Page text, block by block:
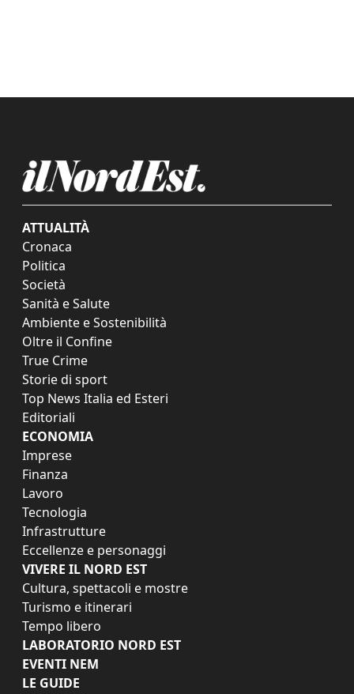
ATTUALITÀ
Cronaca
Politica
Società
Sanità e Salute
Ambiente e Sostenibilità
Oltre il Confine
True Crime
Storie di sport
Top News Italia ed Esteri
Editoriali
ECONOMIA
Imprese
Finanza
Lavoro
Tecnologia
Infrastrutture
Eccellenze e personaggi
VIVERE IL NORD EST
Cultura, spettacoli e mostre
Turismo e itinerari
Tempo libero
LABORATORIO NORD EST
EVENTI NEM
LE GUIDE